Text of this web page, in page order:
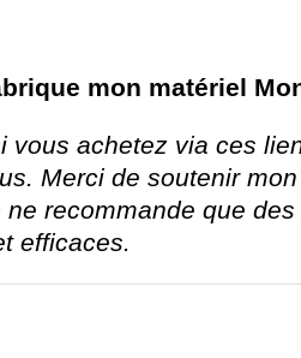
mon matériel
achetez via ces
Merci de soutenir
recommande que
efficaces.